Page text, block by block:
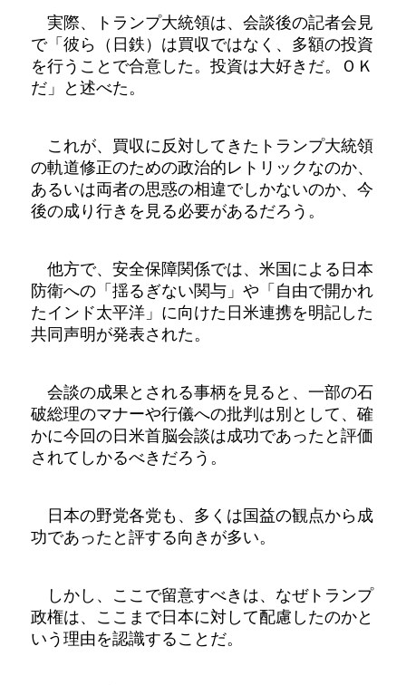
実際、トランプ大統領は、会談後の記者会見
で「彼ら（日鉄）は買収ではなく、多額の投資
を行うことで合意した。投資は大好きだ。ＯＫ
だ」と述べた。
これが、買収に反対してきたトランプ大統領
の軌道修正のための政治的レトリックなのか、
あるいは両者の思惑の相違でしかないのか、今
後の成り行きを見る必要があるだろう。
他方で、安全保障関係では、米国による日本
防衛への「揺るぎない関与」や「自由で開かれ
たインド太平洋」に向けた日米連携を明記した
共同声明が発表された。
会談の成果とされる事柄を見ると、一部の石
破総理のマナーや行儀への批判は別として、確
かに今回の日米首脳会談は成功であったと評価
されてしかるべきだろう。
日本の野党各党も、多くは国益の観点から成
功であったと評する向きが多い。
しかし、ここで留意すべきは、なぜトランプ
政権は、ここまで日本に対して配慮したのかと
いう理由を認識することだ。